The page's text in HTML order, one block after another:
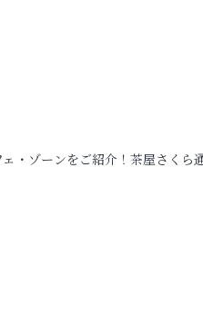
・ゾーンをご紹介！茶屋さくら